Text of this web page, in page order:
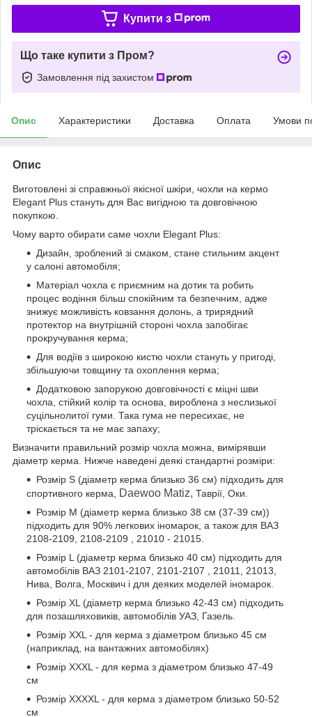
Купити з
Що таке купити з Пром?
Замовлення під захистом
Опис Характеристики Доставка Оплата Умови
Опис
Виготовлені зі справжньої якісної шкіри, чохли на кермо
Elegant Plus стануть для Вас вигідною та довговічною
покупкою.
Чому варто обирати саме чохли Elegant Plus:
Дизайн, зроблений зі смаком, стане стильним акцент
у салоні автомобіля;
Матеріал чохла є приємним на дотик та робить
процес водіння більш спокійним та безпечним, адже
знижує можливість ковзання долонь, а трирядний
протектор на внутрішній стороні чохла запобігає
прокручування керма;
Для водіїв з широкою кистю чохли стануть у пригоді,
збільшуючи товщину та охоплення керма;
Додатковою запорукою довговічності є міцні шви
чохла, стійкий колір та основа, вироблена з неслизької
суцільнолитої гуми. Така гума не пересихає, не
тріскається та не має запаху;
Визначити правильний розмір чохла можна, вимірявши
діаметр керма. Нижче наведені деякі стандартні розміри:
Розмір S (діаметр керма близько 36 см) підходить для
спортивного керма,
Daewoo Matiz, Таврії, Оки.
Розмір М (діаметр керма близько 38 см (37-39 см))
підходить для 90% легкових іномарок, а також для ВАЗ
2108-2109, 2108-2109 , 21010 - 21015.
Розмір L (діаметр керма близько 40 см) підходить для
автомобілів ВАЗ 2101-2107, 2101-2107 , 21011, 21013,
Нива, Волга, Москвич і для деяких моделей іномарок.
Розмір XL (діаметр керма близько 42-43 см) підходить
для позашляховиків, автомобілів УАЗ, Газель.
Розмір XXL - для керма з діаметром близько 45 см
(наприклад, на вантажних автомобілях)
Розмір XXXL - для керма з діаметром близько 47-49
см
Розмір XXXXL - для керма з діаметром близько 50-52
см